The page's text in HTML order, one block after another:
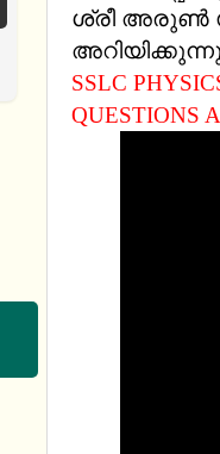
ശ്രീ അരുണ്‍
SSLC
QUESTIONS